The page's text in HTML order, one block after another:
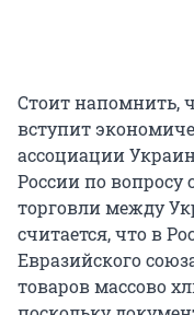
Стоит напомнить,
вступит
ассоциации
России по вопросу
торговли между
считается, что в
Евразийского
товаров массово